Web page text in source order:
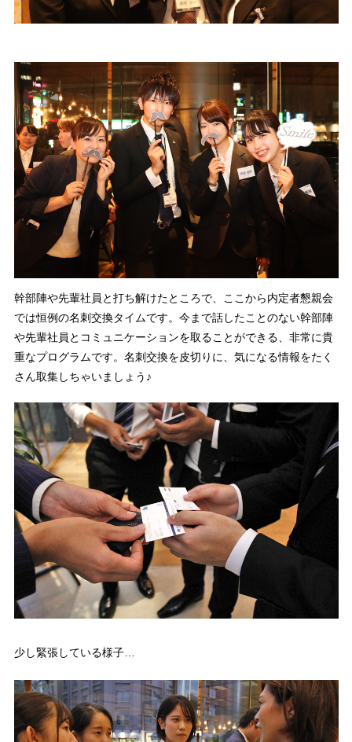
幹部陣や先輩社員と打ち解けたところで、ここから内定者懇親会
では恒例の名刺交換タイムです。今まで話したことのない幹部陣
や先輩社員とコミュニケーションを取ることができる、非常に貴
重なプログラムです。名刺交換を皮切りに、気になる情報をたく
さん取集しちゃいましょう♪
少し緊張している様子…